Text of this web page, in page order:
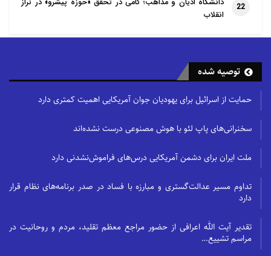
22
دانشگاه ادیان و مذاهب؛ گامی در تحقق «حوزهٔ پیشرو» در تراز
انقلاب
توصیه شده
حمایت از اسرائیل برای یهودیان جوان آمریکایی اهمیت کمتری دارد
سخنرانی‌های پاپ لئو با هوش مصنوعی درست نشده‌اند
ملت ایران برای دشمن آمریکایی درس‌های فراموش‌نشدنی دارد
تداوم مسیر عدالت‌گستری و مبارزه با فساد در صدر برنامه‌های نظام قرار
دارد
تقدیر آیت الله اعرافی از حضور مراجع معظم تقلید، مردم و روحانیت در
مراسم تشییع…